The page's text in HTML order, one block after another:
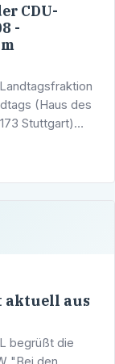
CDU-
-
(Haus des
Stuttgart)
aktuell aus
begrüßt die